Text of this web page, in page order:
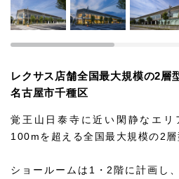
レクサス店舗全国最大規模の2層
名古屋市千種区
覚王山日泰寺に近い閑静なエ
100mを超える全国最大規模の2層
ショールームは1・2階に計画し